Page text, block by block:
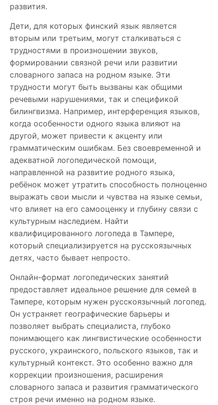
развития.
Дети, для которых финский язык является
вторым или третьим, могут сталкиваться с
трудностями в произношении звуков,
формировании связной речи или развитии
словарного запаса на родном языке. Эти
трудности могут быть вызваны как общими
речевыми нарушениями, так и спецификой
билингвизма. Например, интерференция языков,
когда особенности одного языка влияют на
другой, может привести к акценту или
грамматическим ошибкам. Без своевременной и
адекватной логопедической помощи,
направленной на развитие родного языка,
ребёнок может утратить способность полноценно
выражать свои мысли и чувства на языке семьи,
что влияет на его самооценку и глубину связи с
культурным наследием. Найти
квалифицированного логопеда в Тампере,
который специализируется на русскоязычных
детях, часто бывает непросто.
Онлайн-формат логопедических занятий
предоставляет идеальное решение для семей в
Тампере, которым нужен русскоязычный логопед.
Он устраняет географические барьеры и
позволяет выбрать специалиста, глубоко
понимающего как лингвистические особенности
русского, украинского, польского языков, так и
культурный контекст. Это особенно важно для
коррекции произношения, расширения
словарного запаса и развития грамматического
строя речи именно на родном языке.